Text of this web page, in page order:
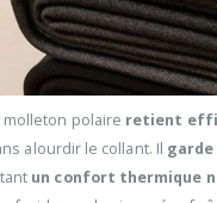
polaire retient
alourdir le collant. Il
un confort thermique